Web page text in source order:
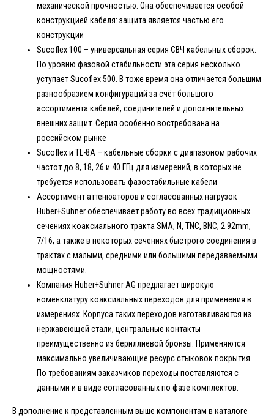
механической прочностью. Она обеспечивается особой
конструкцией кабеля: защита является частью его
конструкции
Sucoflex 100 – универсальная серия СВЧ кабельных сборок.
По уровню фазовой стабильности эта серия несколько
уступает Sucoflex 500. В тоже время она отличается большим
разнообразием конфигураций за счёт большого
ассортимента кабелей, соединителей и дополнительных
внешних защит. Серия особенно востребована на
российском рынке
Sucoflex и TL-8A – кабельные сборки с диапазоном рабочих
частот до 8, 18, 26 и 40 ГГц для измерений, в которых не
требуется использовать фазостабильные кабели
Ассортимент аттенюаторов и согласованных нагрузок
Huber+Suhner обеспечивает работу во всех традиционных
сечениях коаксиального тракта SMA, N, TNC, BNC, 2.92mm,
7/16, а также в некоторых сечениях быстрого соединения в
трактах с малыми, средними или большими передаваемыми
мощностями.
Компания Huber+Suhner AG предлагает широкую
номенклатуру коаксиальных переходов для применения в
измерениях. Корпуса таких переходов изготавливаются из
нержавеющей стали, центральные контакты
преимущественно из бериллиевой бронзы. Применяются
максимально увеличивающие ресурс стыковок покрытия.
По требованиям заказчиков переходы поставляются с
данными и в виде согласованных по фазе комплектов.
В дополнение к представленным выше компонентам в каталоге